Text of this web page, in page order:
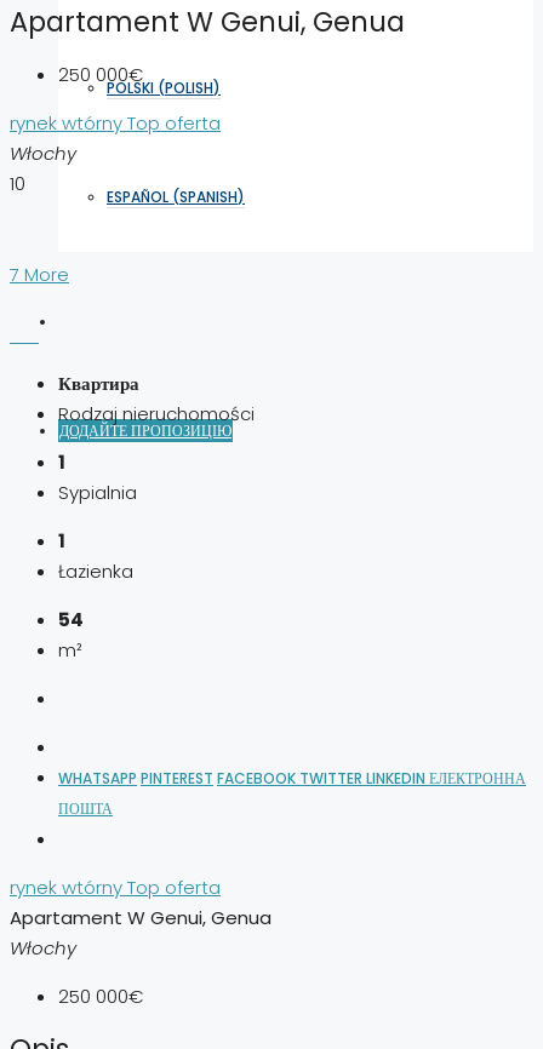
POLSKI (POLISH)
ESPAÑOL (SPANISH)
ДОДАЙТЕ ПРОПОЗИЦІЮ
Apartament W Genui, Genua
250 000€
rynek wtórnyTop oferta
Włochy
10
7 More
Квартира
Rodzaj nieruchomości
1
Sypialnia
1
Łazienka
54
m²
WHATSAPP PINTEREST FACEBOOK TWITTER LINKEDIN ЕЛЕКТРОННА
ПОШТА
rynek wtórnyTop oferta
Apartament W Genui, Genua
Włochy
250 000€